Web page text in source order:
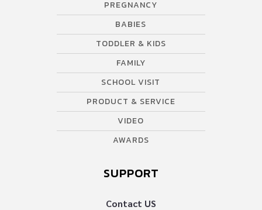
PREGNANCY
BABIES
TODDLER & KIDS
FAMILY
SCHOOL VISIT
PRODUCT & SERVICE
VIDEO
AWARDS
SUPPORT
Contact US